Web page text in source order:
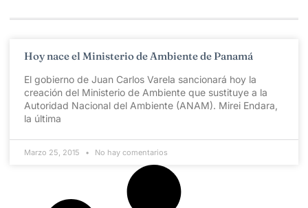
Hoy nace el Ministerio de Ambiente de Panamá
El gobierno de Juan Carlos Varela sancionará hoy la
creación del Ministerio de Ambiente que sustituye a la
Autoridad Nacional del Ambiente (ANAM). Mirei Endara,
la última
Marzo 25, 2015 No hay comentarios